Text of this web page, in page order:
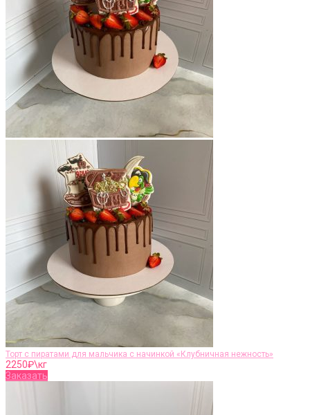
Торт с пиратами для мальчика с начинкой «Клубничная нежность»
2250₽\кг
Заказать